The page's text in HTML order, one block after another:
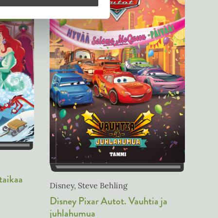
Disney, Steve Behling
Disney Pixar Autot. Vauhtia ja
juhlahumua